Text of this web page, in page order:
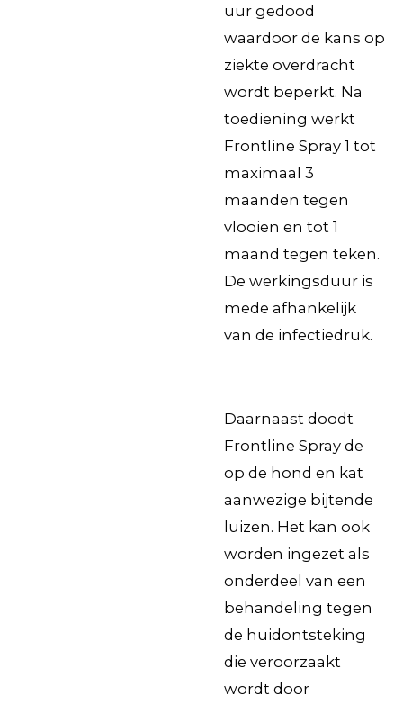
uur gedood
waardoor de kans op
ziekte overdracht
wordt beperkt. Na
toediening werkt
Frontline Spray 1 tot
maximaal 3
maanden tegen
vlooien en tot 1
maand tegen teken.
De werkingsduur is
mede afhankelijk
van de infectiedruk.
Daarnaast doodt
Frontline Spray de
op de hond en kat
aanwezige bijtende
luizen. Het kan ook
worden ingezet als
onderdeel van een
behandeling tegen
de huidontsteking
die veroorzaakt
wordt door